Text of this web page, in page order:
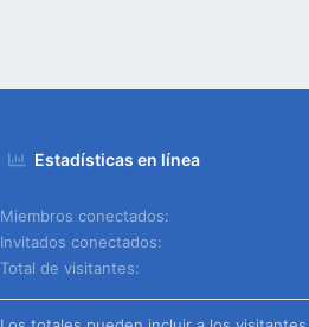
Estadísticas en línea
Miembros conectados
Invitados conectados
Total de visitantes